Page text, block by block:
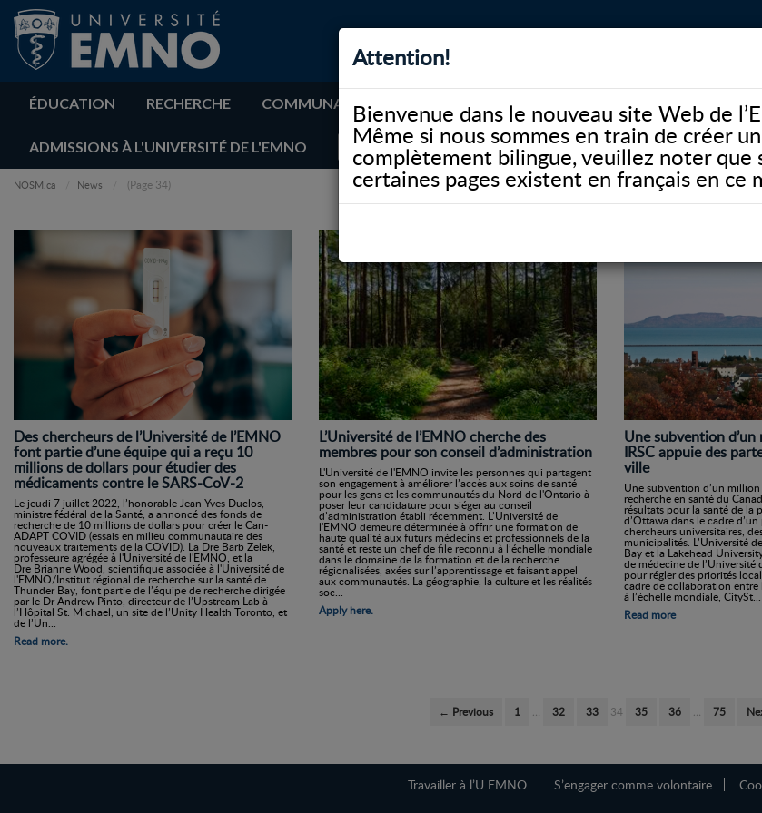
Attention!
Bienvenue dans le nouveau site Web de
Même si nous sommes en train de créer
complètement bilingue, veuillez noter que
certaines pages existent en français en ce
ÉDUCATION RECHERCHE COMMUNAUTÉ BIBLIOTHÈQUE FACULTÉ
ADMISSIONS À L'UNIVERSITÉ DE L'EMNO
NOSM.ca News (Page 34)
Des chercheurs de l’Université de l’EMNO
font partie d’une équipe qui a reçu 10
millions de dollars pour étudier des
médicaments contre le SARS-CoV-2
Le jeudi 7 juillet 2022, l’honorable Jean-Yves Duclos,
ministre fédéral de la Santé, a annoncé des fonds de
recherche de 10 millions de dollars pour créer le Can-
ADAPT COVID (essais en milieu communautaire des
nouveaux traitements de la COVID). La Dre Barb Zelek,
professeure agrégée à l'Université de l'EMNO, et la
Dre Brianne Wood, scientifique associée à l'Université de
l'EMNO/Institut régional de recherche sur la santé de
Thunder Bay, font partie de l’équipe de recherche dirigée
par le Dr Andrew Pinto, directeur de l’Upstream Lab à
l’Hôpital St. Michael, un site de l’Unity Health Toronto, et
de l’Un...
Read more.
L’Université de l’EMNO cherche des
membres pour son conseil d’administration
L'Université de l'EMNO invite les personnes qui partagent
son engagement à améliorer l’accès aux soins de santé
pour les gens et les communautés du Nord de l'Ontario à
poser leur candidature pour siéger au conseil
d’administration établi récemment. L’Université de
l'EMNO demeure déterminée à offrir une formation de
haute qualité aux futurs médecins et professionnels de la
santé et reste un chef de file reconnu à l’échelle mondiale
dans le domaine de la formation et de la recherche
régionalisées, axées sur l’apprentissage et faisant appel
aux communautés. La géographie, la culture et les réalités
soc...
Apply here.
Une subvention
IRSC appuie des
ville
Une subvention d’un
recherche en santé du
résultats pour la santé de la
d’Ottawa dans le cadre
chercheurs universitaires,
municipalités. L’Université
Bay et la Lakehead
de médecine de l’Université
pour régler des priorités
cadre de collaboration entre
à l’échelle mondiale, CitySt...
Read more
← Previous 1 … 32 33 34 35 36 … 75
Travailler à l’U EMNO S’engager comme volontaire